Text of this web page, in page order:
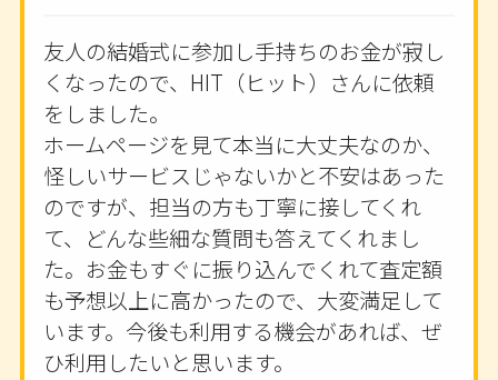
友人の結婚式に参加し手持ちのお金が寂し
くなったので、HIT（ヒット）さんに依頼
をしました。
ホームページを見て本当に大丈夫なのか、
怪しいサービスじゃないかと不安はあった
のですが、担当の方も丁寧に接してくれ
て、どんな些細な質問も答えてくれまし
た。お金もすぐに振り込んでくれて査定額
も予想以上に高かったので、大変満足して
います。今後も利用する機会があれば、ぜ
ひ利用したいと思います。